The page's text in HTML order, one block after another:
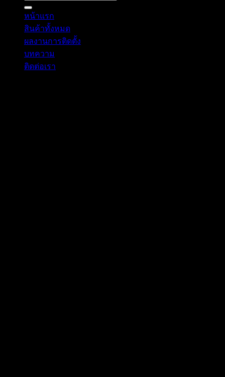
หน้าแรก
สินค้าทั้งหมด
ผลงานการติดตั้ง
บทความ
ติดต่อเรา